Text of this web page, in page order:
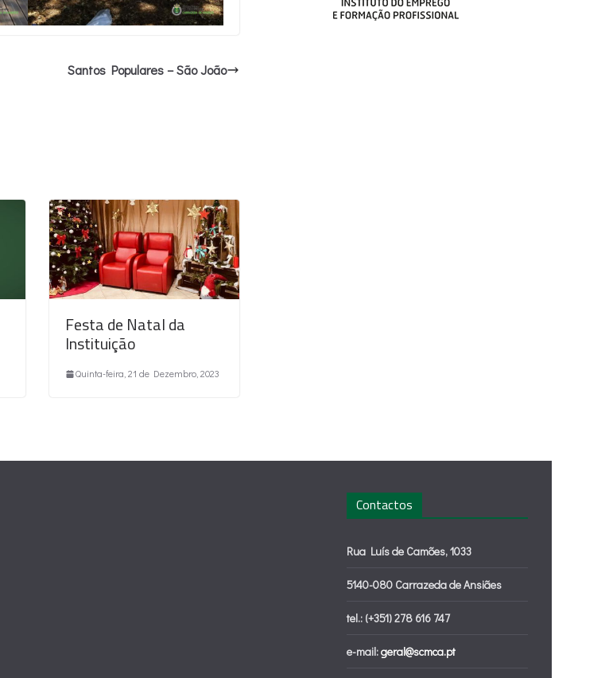
Santos Populares – São João
Festa de Natal da
Instituição
Quinta-feira, 21 de Dezembro, 2023
Contactos
Rua Luís de Camões, 1033
5140-080 Carrazeda de Ansiães
tel.: (+351) 278 616 747
e-mail:geral@scmca.pt